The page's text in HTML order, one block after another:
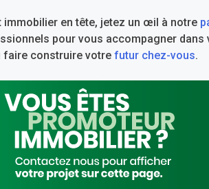
en tête, jetez un œil à notre
pour vous accompagner
faire construire votre futur chez-vous.